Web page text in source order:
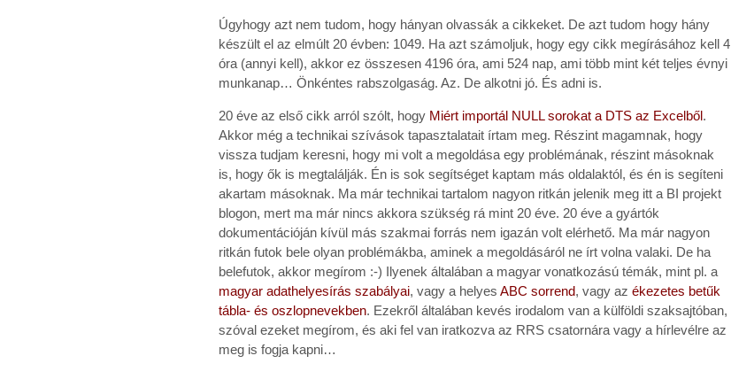
Úgyhogy azt nem tudom, hogy hányan olvassák a cikkeket. De azt tudom hogy hány
készült el az elmúlt 20 évben: 1049. Ha azt számoljuk, hogy egy cikk megírásához kell 4
óra (annyi kell), akkor ez összesen 4196 óra, ami 524 nap, ami több mint két teljes évnyi
munkanap… Önkéntes rabszolgaság. Az. De alkotni jó. És adni is.
20 éve az első cikk arról szólt, hogy Miért importál NULL sorokat a DTS az Excelből.
Akkor még a technikai szívások tapasztalatait írtam meg. Részint magamnak, hogy
vissza tudjam keresni, hogy mi volt a megoldása egy problémának, részint másoknak
is, hogy ők is megtalálják. Én is sok segítséget kaptam más oldalaktól, és én is segíteni
akartam másoknak. Ma már technikai tartalom nagyon ritkán jelenik meg itt a BI projekt
blogon, mert ma már nincs akkora szükség rá mint 20 éve. 20 éve a gyártók
dokumentációján kívül más szakmai forrás nem igazán volt elérhető. Ma már nagyon
ritkán futok bele olyan problémákba, aminek a megoldásáról ne írt volna valaki. De ha
belefutok, akkor megírom :-) Ilyenek általában a magyar vonatkozású témák, mint pl. a
magyar adathelyesírás szabályai, vagy a helyes ABC sorrend, vagy az ékezetes betűk
tábla- és oszlopnevekben. Ezekről általában kevés irodalom van a külföldi szaksajtóban,
szóval ezeket megírom, és aki fel van iratkozva az RRS csatornára vagy a hírlevélre az
meg is fogja kapni…